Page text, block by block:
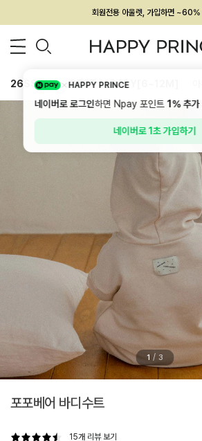
멤버십 최대 28,000원 혜택
26SS 신상 BEST BABY[6~12M]
1 / 3
포포베어 바디수트
15개 리뷰 보기
HAPPY PRINCE
네이버로 로그인하면 Npay 포인트1%추가
네이버로 1초 가입하기